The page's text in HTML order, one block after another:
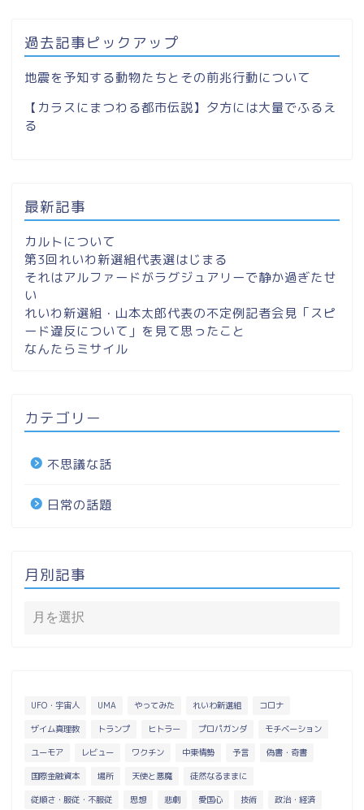
過去記事ピックアップ
地震を予知する動物たちとその前兆行動について
【カラスにまつわる都市伝説】夕方には大量でふるえ
る
最新記事
カルトについて
第3回れいわ新選組代表選はじまる
それはアルファードがラグジュアリーで静か過ぎたせ
い
れいわ新選組・山本太郎代表の不定例記者会見「スピ
ード違反について」を見て思ったこと
なんたらミサイル
カテゴリー
不思議な話
日常の話題
月別記事
UFO・宇宙人 UMA やってみた れいわ新選組 コロナ
ザイム真理教 トランプ ヒトラー プロパガンダ モチベーション
ユーモア レビュー ワクチン 中東情勢 予言 偽書・奇書
国際金融資本 場所 天使と悪魔 徒然なるままに
従順さ・服従・不服従 思想 悲劇 愛国心 技術 政治・経済